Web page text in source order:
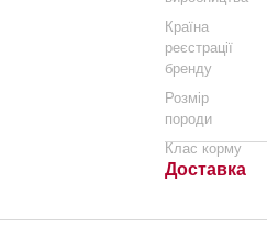
Країна
реєстрації
бренду
Розмір
породи
Клас корму
Доставка